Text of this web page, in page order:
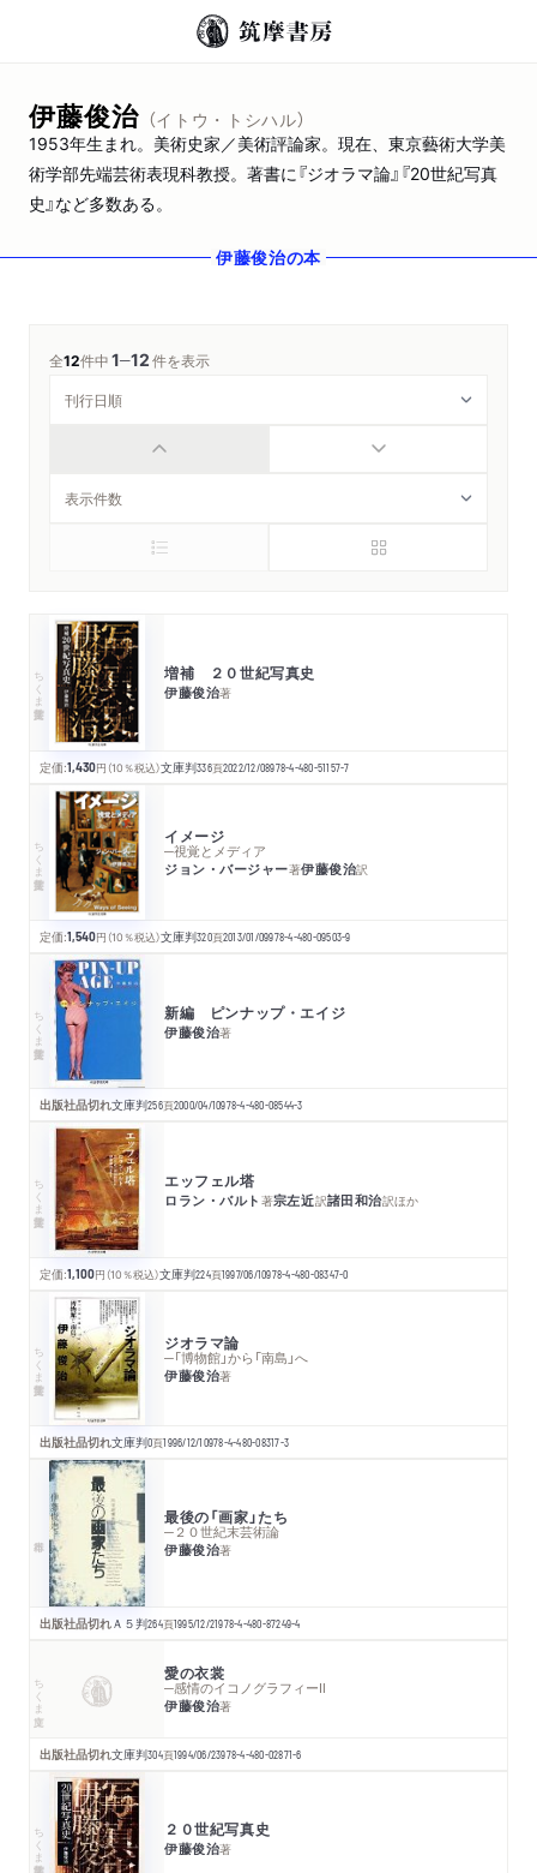
伊藤俊治 （イトウ・トシハル）
1953年生まれ。美術史家／美術評論家。現在、東京藝術大学美
術学部先端芸術表現科教授。著書に『ジオラマ論』『20世紀写真
史』など多数ある。
伊藤俊治の本
全12件中1─12件を表示
ちくま学芸文庫 増補 ２０世紀写真史
伊藤俊治著
定価:1,430円 （10％税込）文庫判336頁2022/12/08978-4-480-51157-7
ちくま学芸文庫 イメージ
─視覚とメディア
ジョン・バージャー著伊藤俊治訳
定価:1,540円 （10％税込）文庫判320頁2013/01/09978-4-480-09503-9
ちくま学芸文庫 新編 ピンナップ・エイジ
伊藤俊治著
出版社品切れ文庫判256頁2000/04/10978-4-480-08544-3
ちくま学芸文庫 エッフェル塔
ロラン・バルト 著宗左近訳諸田和治訳ほか
定価:1,100円 （10％税込）文庫判224頁1997/06/10978-4-480-08347-0
ちくま学芸文庫 ジオラマ論
─「博物館」から「南島」へ
伊藤俊治著
出版社品切れ文庫判0頁1996/12/10978-4-480-08317-3
最後の「画家」たち
─２０世紀末芸術論
伊藤俊治著
出版社品切れＡ５判264頁1995/12/21978-4-480-87249-4
ちくま文庫 愛の衣裳
─感情のイコノグラフィーⅡ
伊藤俊治著
出版社品切れ文庫判304頁1994/06/23978-4-480-02871-6
ちくま学芸文庫 ２０世紀写真史
伊藤俊治著